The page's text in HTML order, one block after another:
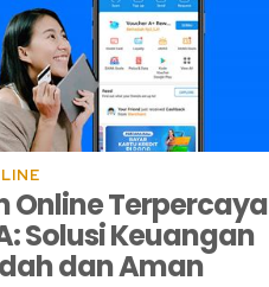
Online Terpercaya
Solusi Keuangan
dan Aman